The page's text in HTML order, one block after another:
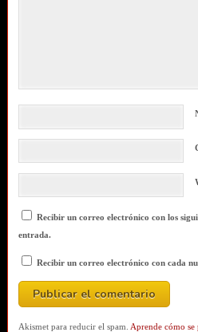
Recibir un correo electrónico con los
entrada.
Recibir un correo electrónico con cada
Akismet para reducir el spam. Aprende cómo se